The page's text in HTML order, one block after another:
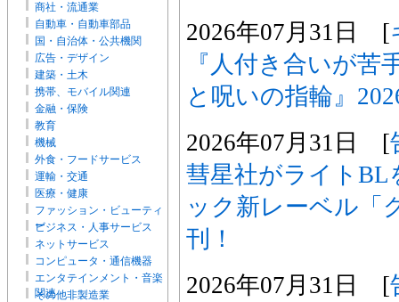
商社・流通業
自動車・自動車部品
国・自治体・公共機関
広告・デザイン
建築・土木
携帯、モバイル関連
金融・保険
教育
機械
外食・フードサービス
運輸・交通
医療・健康
ファッション・ビューティ
ー
ビジネス・人事サービス
ネットサービス
コンピュータ・通信機器
エンタテインメント・音楽
関連
その他非製造業
2026年07月31日 [
『人付き合いが苦
と呪いの指輪』
2026年07月31日 [
彗星社がライトBL
ック新レーベル「
刊！
2026年07月31日 [